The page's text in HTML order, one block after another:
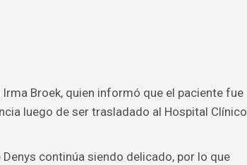
Broek, quien informó que el paciente fue
luego de ser trasladado al Hospital Clínico
continúa siendo delicado, por lo que